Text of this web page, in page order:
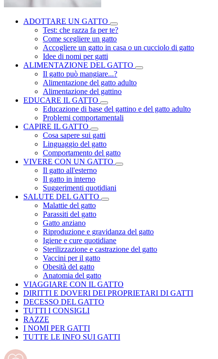
ADOTTARE UN GATTO
Test: che razza fa per te?
Come scegliere un gatto
Accogliere un gatto in casa o un cucciolo di gatto
Idee di nomi per gatti
ALIMENTAZIONE DEL GATTO
Il gatto può mangiare...?
Alimentazione del gatto adulto
Alimentazione del gattino
EDUCARE IL GATTO
Educazione di base del gattino e del gatto adulto
Problemi comportamentali
CAPIRE IL GATTO
Cosa sapere sui gatti
Linguaggio del gatto
Comportamento del gatto
VIVERE CON UN GATTO
Il gatto all'esterno
Il gatto in interno
Suggerimenti quotidiani
SALUTE DEL GATTO
Malattie del gatto
Parassiti del gatto
Gatto anziano
Riproduzione e gravidanza del gatto
Igiene e cure quotidiane
Sterilizzazione e castrazione del gatto
Vaccini per il gatto
Obesità del gatto
Anatomia del gatto
VIAGGIARE CON IL GATTO
DIRITTI E DOVERI DEI PROPRIETARI DI GATTI
DECESSO DEL GATTO
TUTTI I CONSIGLI
RAZZE
I NOMI PER GATTI
TUTTE LE INFO SUI GATTI